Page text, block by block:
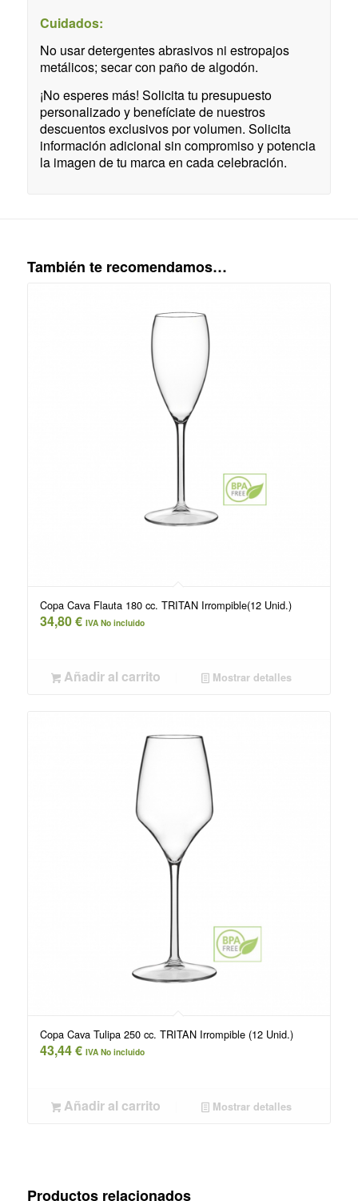
Cuidados:
No usar detergentes abrasivos ni estropajos
metálicos; secar con paño de algodón.
¡No esperes más! Solicita tu presupuesto
personalizado y benefíciate de nuestros
descuentos exclusivos por volumen. Solicita
información adicional sin compromiso y potencia
la imagen de tu marca en cada celebración.
También te recomendamos…
Copa Cava Flauta 180 cc. TRITAN Irrompible(12 Unid.)
34,80€ IVA No incluido
Añadir al carrito Mostrar detalles
Copa Cava Tulipa 250 cc. TRITAN Irrompible (12 Unid.)
43,44€ IVA No incluido
Añadir al carrito Mostrar detalles
Productos relacionados